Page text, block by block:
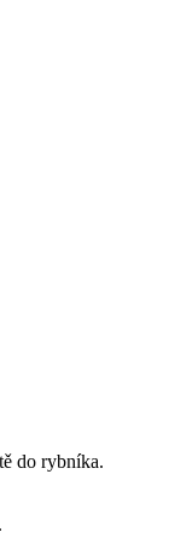
do rybníka.